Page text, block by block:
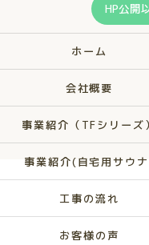
HP公開
ホーム
会社概要
事業紹介（TFシリーズ
事業紹介(自宅用サウ
工事の流れ
お客様の声